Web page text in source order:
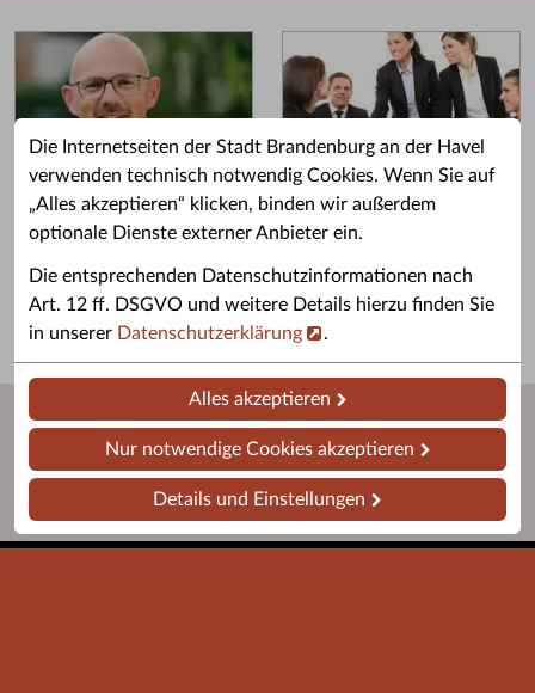
Die Internetseiten der Stadt Brandenburg an der Havel
verwenden technisch notwendig Cookies. Wenn Sie auf
„Alles akzeptieren“ klicken, binden wir außerdem
optionale Dienste externer Anbieter ein.
Die entsprechenden Datenschutzinformationen nach
Art. 12 ff. DSGVO und weitere Details hierzu finden Sie
in unserer Datenschutzerklärung .
Alles akzeptieren
Nur notwendige Cookies akzeptieren
Details und Einstellungen
Grußwort des OB